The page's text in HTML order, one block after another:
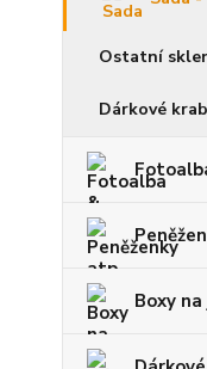
Ostatní
Dárkové
Boxy